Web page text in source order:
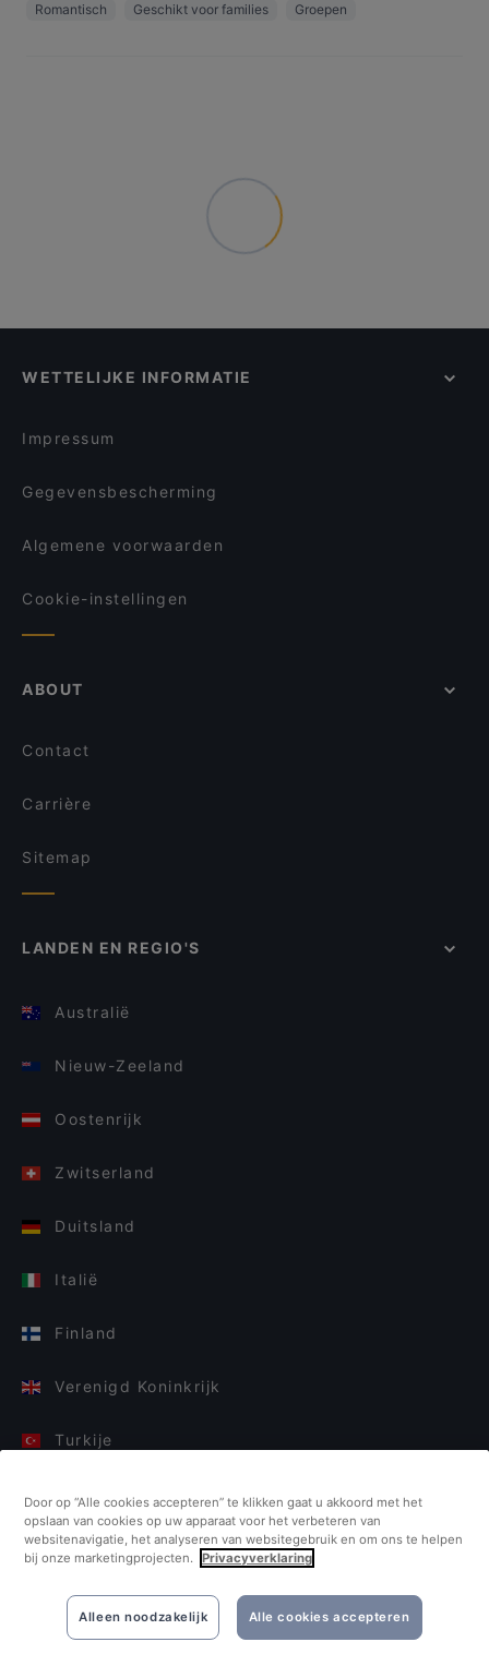
Romantisch Geschikt voor families Groepen
WETTELIJKE INFORMATIE
Impressum
Gegevensbescherming
Algemene voorwaarden
Cookie-instellingen
ABOUT
Contact
Carrière
Sitemap
LANDEN EN REGIO'S
Australië
Nieuw-Zeeland
Oostenrijk
Zwitserland
Duitsland
Italië
Finland
Verenigd Koninkrijk
Turkije
Nederland
Singapore
Door op “Alle cookies accepteren” te klikken gaat u akkoord met het
opslaan van cookies op uw apparaat voor het verbeteren van
websitenavigatie, het analyseren van websitegebruik en om ons te helpen
bij onze marketingprojecten. Privacyverklaring
Alleen noodzakelijk Alle cookies accepteren